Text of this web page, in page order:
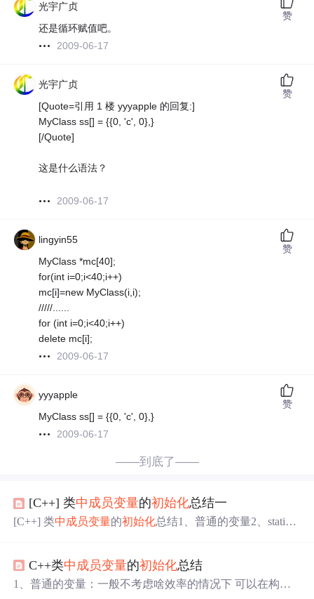
光宇广贞
还是循环赋值吧。
2009-06-17
赞
光宇广贞
[Quote=引用 1 楼 yyyapple 的回复:]
MyClass ss[] = {{0, 'c', 0},}
[/Quote]
这是什么语法？
2009-06-17
赞
lingyin55
MyClass *mc[40];
for(int i=0;i<40;i++)
mc[i]=new MyClass(i,i);
/////......
for (int i=0;i<40;i++)
delete mc[i];
2009-06-17
赞
yyyapple
MyClass ss[] = {{0, 'c', 0},}
2009-06-17
赞
——到底了——
[C++] 类中成员变量的初始化总结一
[C++] 类中 成员变量的初始化总结1、普通的变量2、static
声明、定义、初始化三个概念的不同： 声明：指定变量的
名字和类型，可以多次声明。 定义：为该成员变量分配存
C++类中 成员变量的初始化总结
1、普通的变量：一般不考虑啥效率的情况下 可以在构造